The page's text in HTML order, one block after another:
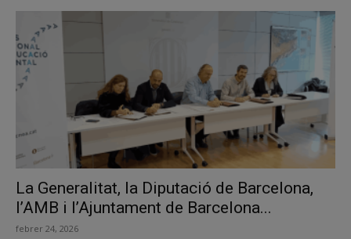
La Generalitat, la Diputació de Barcelona,
l’AMB i l’Ajuntament de Barcelona...
febrer 24, 2026